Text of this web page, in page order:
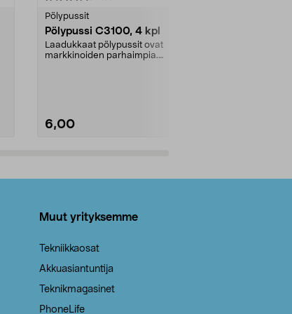
Pölypussit
Pölypussi C3100, 4 kpl
Laadukkaat pölypussit ovat
markkinoiden parhaimpia.
6,00
Muut yrityksemme
Tekniikkaosat
Akkuasiantuntija
Teknikmagasinet
PhoneLife